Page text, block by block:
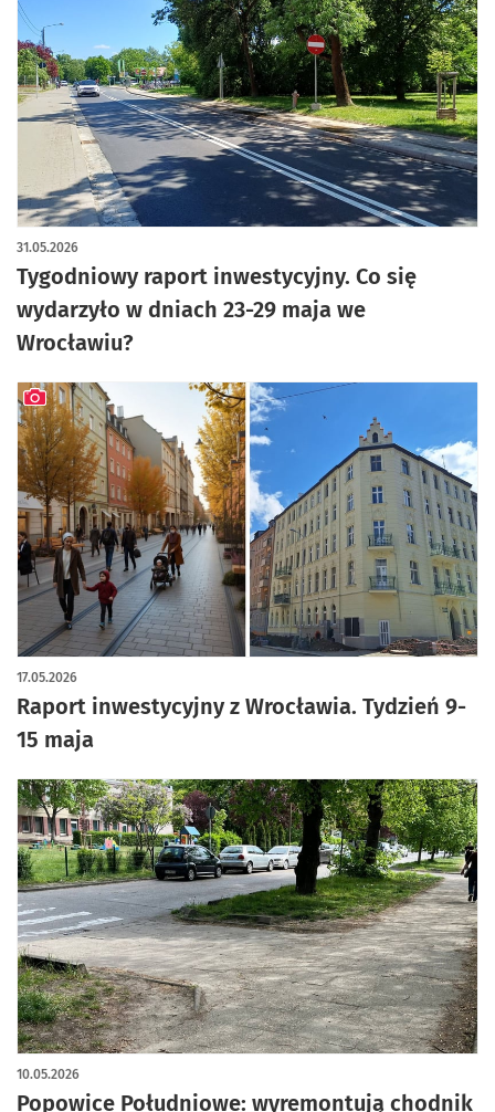
Tygodniowy raport inwestycyjny. Co się
wydarzyło w dniach 23-29 maja we
Wrocławiu?
31.05.2026
Raport inwestycyjny z Wrocławia. Tydzień 9-
15 maja
17.05.2026
artykuł z galerią zdjęć
Popowice Południowe: wyremontują chodnik
10.05.2026